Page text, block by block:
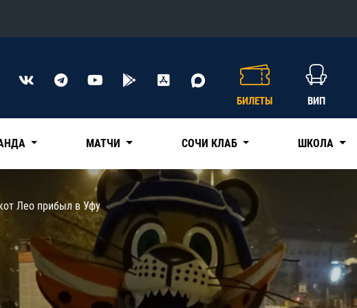
Конференция «Восток»
Трактор
Дивизион Чернышева
Авангард
Адмирал
КХЛ
БИЛЕТЫ ВИП
МАТЧИ СОЧИ КЛАБ ШКОЛА
Лео прибыл в Уфу